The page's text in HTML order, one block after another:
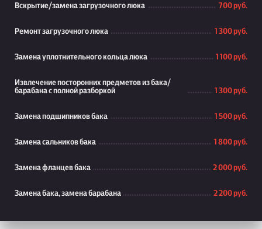
Вскрытие/замена загрузочного люка 700 руб.
Ремонт загрузочного люка 1 300 руб.
Замена уплотнительного кольца люка 1 100 руб.
Извлечение посторонних предметов из бака/
барабана с полной разборкой
1 300 руб.
Замена подшипников бака 1 500 руб.
Замена сальников бака 1 800 руб.
Замена фланцев бака 2 000 руб.
Замена бака, замена барабана 2 200 руб.